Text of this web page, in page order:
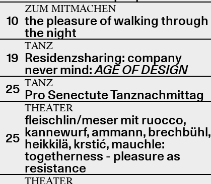
10
ZUM MITMACHEN
the pleasure of walking through
the night
19
TANZ
Residenzsharing: company
never mind:AGE OF DESIGN
25 TANZ
Pro Senectute Tanznachmittag
25
THEATER
fleischlin/meser mit ruocco,
kannewurf, ammann, brechbühl,
heikkilä, krstić, mauchle:
togetherness - pleasure as
resistance
THEATER